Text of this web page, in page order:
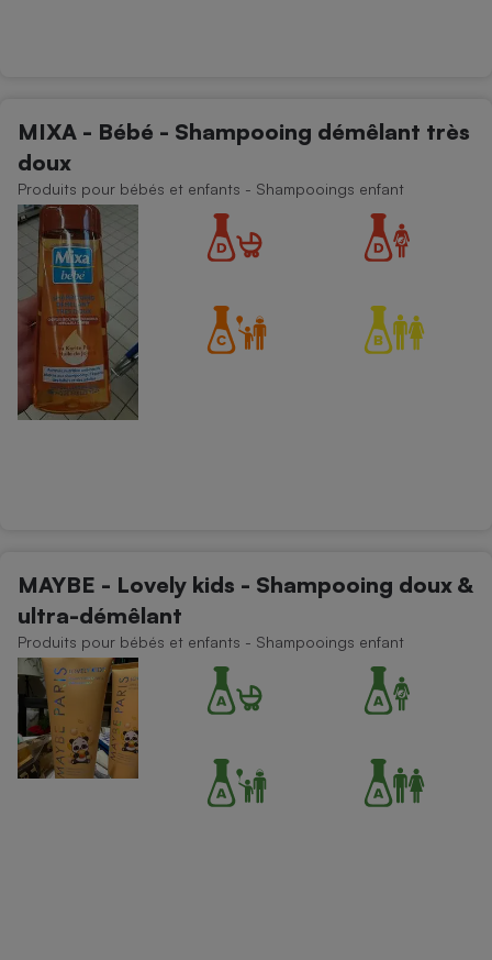
MIXA - Bébé - Shampooing démêlant très
doux
Produits pour bébés et enfants - Shampooings enfant
MAYBE - Lovely kids - Shampooing doux &
ultra-démêlant
Produits pour bébés et enfants - Shampooings enfant